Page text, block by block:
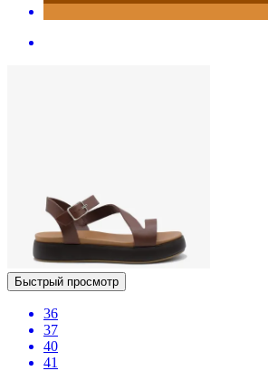
Быстрый просмотр
36
37
40
41